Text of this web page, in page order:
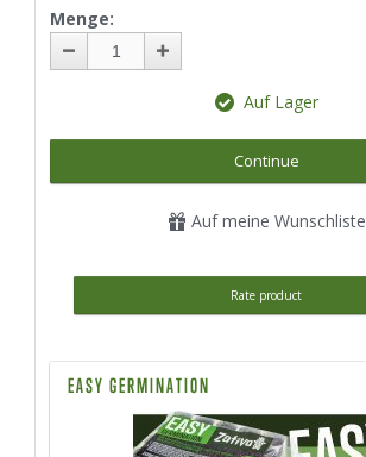
Menge:
Auf Lager
Continue
Auf meine Wunschliste
Rate product
EASY GERMINATION